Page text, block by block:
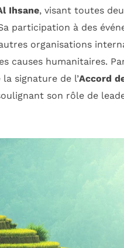
Ihsane, visant toutes
participation à des
organisations
causes humanitaires.
signature de l’Accord
son rôle de